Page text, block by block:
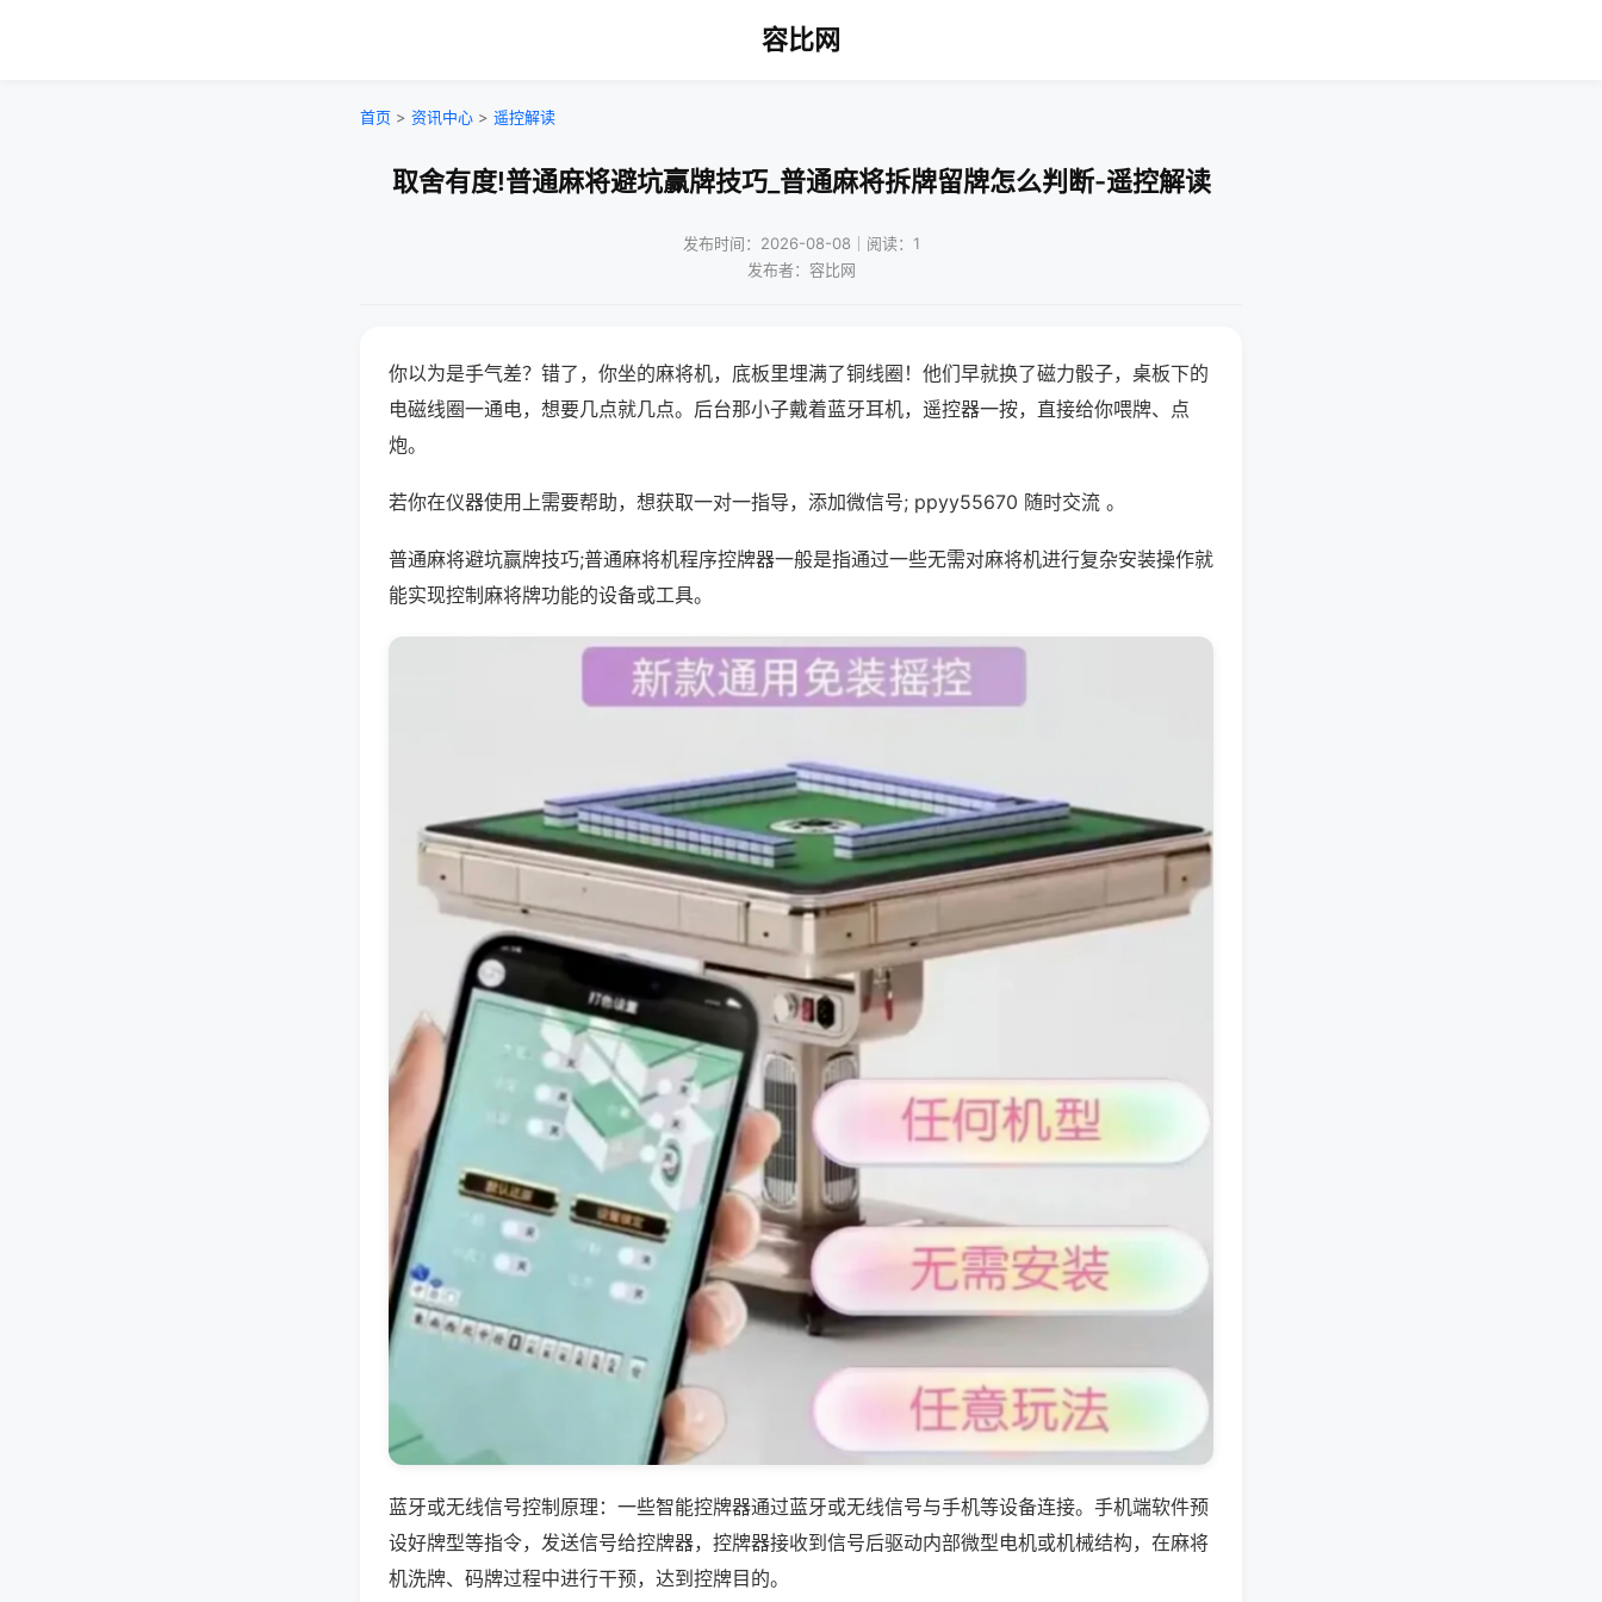
容比网
首页 > 资讯中心 > 遥控解读
取舍有度!普通麻将避坑赢牌技巧_普通麻将拆牌留牌怎么判断-遥控解读
发布时间：2026-08-08｜阅读：1
发布者：容比网
你以为是手气差？错了，你坐的麻将机，底板里埋满了铜线圈！他们早就换了磁力骰子，桌板下的
电磁线圈一通电，想要几点就几点。后台那小子戴着蓝牙耳机，遥控器一按，直接给你喂牌、点
炮。
若你在仪器使用上需要帮助，想获取一对一指导，添加微信号; ppyy55670 随时交流 。
普通麻将避坑赢牌技巧;普通麻将机程序控牌器一般是指通过一些无需对麻将机进行复杂安装操作就
能实现控制麻将牌功能的设备或工具。
蓝牙或无线信号控制原理：一些智能控牌器通过蓝牙或无线信号与手机等设备连接。手机端软件预
设好牌型等指令，发送信号给控牌器，控牌器接收到信号后驱动内部微型电机或机械结构，在麻将
机洗牌、码牌过程中进行干预，达到控牌目的。